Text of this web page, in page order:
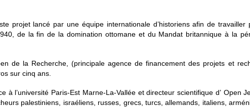
projet lancé par une équipe internationale d’historiens afin de travailler
de la fin de la domination ottomane et du Mandat britannique à la
de la Recherche, (principale agence de financement des projets et
sur cinq ans.
à l’université Paris-Est Marne-La-Vallée et directeur scientifique d’ Open
palestiniens, israéliens, russes, grecs, turcs, allemands, italiens,